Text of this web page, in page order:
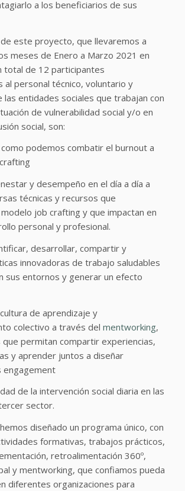
a los beneficiarios de sus
de este proyecto, que llevaremos a
meses de Enero a Marzo 2021 en
total de 12 participantes
al personal técnico, voluntario y
las entidades sociales que trabajan con
de vulnerabilidad social y/o en
social, son:
podemos combatir el burnout a
y desempeño en el día a día a
técnicas y recursos que
job crafting y que impactan en
personal y profesional.
desarrollar, compartir y
innovadoras de trabajo saludables
sus entornos y generar un efecto
de aprendizaje y
colectivo a través del mentworking,
permitan compartir experiencias,
y aprender juntos a diseñar
engagement
de la intervención social diaria en las
sector.
diseñado un programa único, con
formativas, trabajos prácticos,
retroalimentación 360º,
y mentworking, que confiamos pueda
diferentes organizaciones para